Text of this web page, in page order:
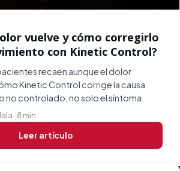
vuelve y cómo corregirlo
con Kinetic Control?
recaen aunque el dolor
Kinetic Control corrige la causa
no controlado, no solo el síntoma.
· 8 min
Leer artículo